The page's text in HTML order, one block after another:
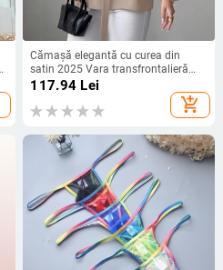
Cămașă elegantă cu curea din
satin 2025 Vara transfrontalieră
Îmbrăcăminte pentru femei
Aliexpress Amazon Casual Confort
Independent Station
117.94 Lei
add_shopping_cart